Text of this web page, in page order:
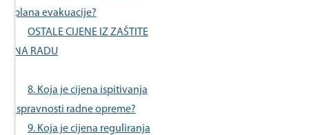
plana evakuacije?
OSTALE CIJENE IZ ZAŠTITE
NA RADU
8. Koja je cijena ispitivanja
ispravnosti radne opreme?
9. Koja je cijena reguliranja